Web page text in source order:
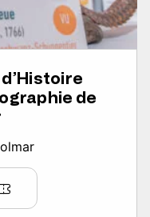
de